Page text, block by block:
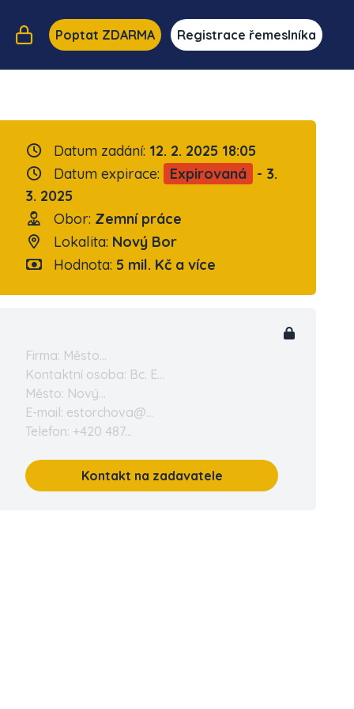
Poptat ZDARMA Registrace řemeslníka
Datum zadání: 12. 2. 2025 18:05
Datum expirace:
Expirovaná
- 3.
3. 2025
Obor: Zemní práce
Lokalita: Nový Bor
Hodnota: 5 mil. Kč a více
Firma: Město...
Kontaktní osoba: Bc. E...
Město: Nový...
E-mail: estorchova@...
Telefon: +420 487...
Kontakt na zadavatele